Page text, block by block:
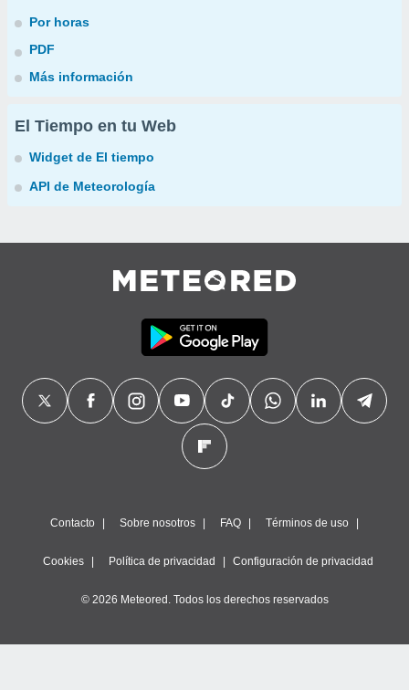
Por horas
PDF
Más información
El Tiempo en tu Web
Widget de El tiempo
API de Meteorología
Contacto Sobre nosotros FAQ Términos de uso
Cookies Política de privacidad Configuración de privacidad
© 2026 Meteored. Todos los derechos reservados